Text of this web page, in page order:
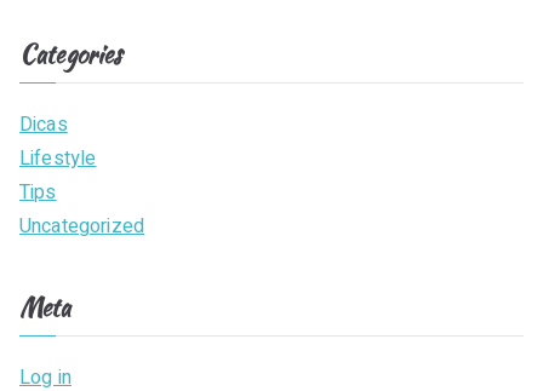
Categories
Dicas
Lifestyle
Tips
Uncategorized
Meta
Log in